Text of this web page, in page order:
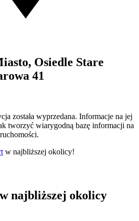
Osiedle Stare
41
została wyprzedana. Informacje na jej
tworzyć wiarygodną bazę informacji na
w najbliższej okolicy!
najbliższej okolicy